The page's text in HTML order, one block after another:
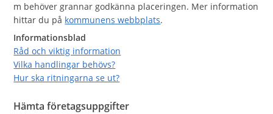
m behöver grannar godkänna placeringen. Mer information
hittar du på kommunens webbplats.
Informationsblad
Råd och viktig information
Vilka handlingar behövs?
Hur ska ritningarna se ut?
Hämta företagsuppgifter